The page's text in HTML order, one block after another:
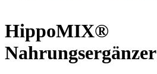
HippoMIX®
Nahrungsergänzer